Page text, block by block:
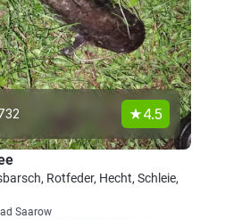
4.5
Rotfeder, Hecht, Schleie,
Saarow